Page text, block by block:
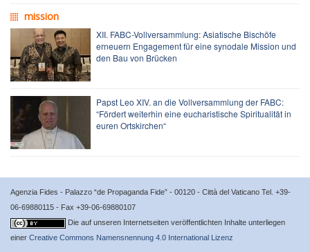
mission
XII. FABC-Vollversammlung: Asiatische Bischöfe
erneuern Engagement für eine synodale Mission und
den Bau von Brücken
Papst Leo XIV. an die Vollversammlung der FABC:
“Fördert weiterhin eine eucharistische Spiritualität in
euren Ortskirchen“
Agenzia Fides - Palazzo “de Propaganda Fide” - 00120 - Città del Vaticano Tel. +39-
06-69880115 - Fax +39-06-69880107
Die auf unseren Internetseiten veröffentlichten Inhalte unterliegen
einer Creative Commons Namensnennung 4.0 International Lizenz